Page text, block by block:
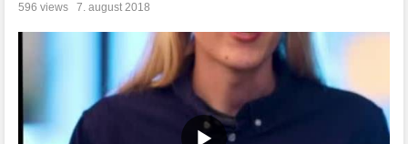
596 views 7. august 2018